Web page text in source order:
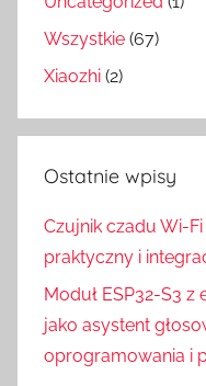
Wszystkie (67)
Xiaozhi (2)
Ostatnie wpisy
Czujnik czadu Wi-
praktyczny i
Moduł ESP32-S3
jako asystent
oprogramowania i